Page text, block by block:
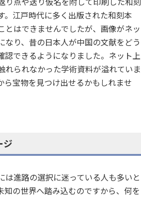
。江戸時代に多く出版された和刻本
とはできませんでしたが、画像がネッ
なり、昔の日本人が中国の文献をどう
認できるようになりました。ネット上
れられなかった学術資料が溢れていま
ら宝物を見つけ出せるかもしれませ
ジ
は進路の選択に迷っている人も多いと
知の世界へ踏み込むのですから、何を